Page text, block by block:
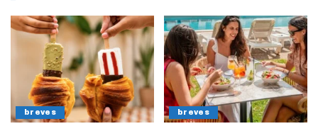
breves breves